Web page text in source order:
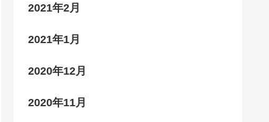
2021年2月
2021年1月
2020年12月
2020年11月